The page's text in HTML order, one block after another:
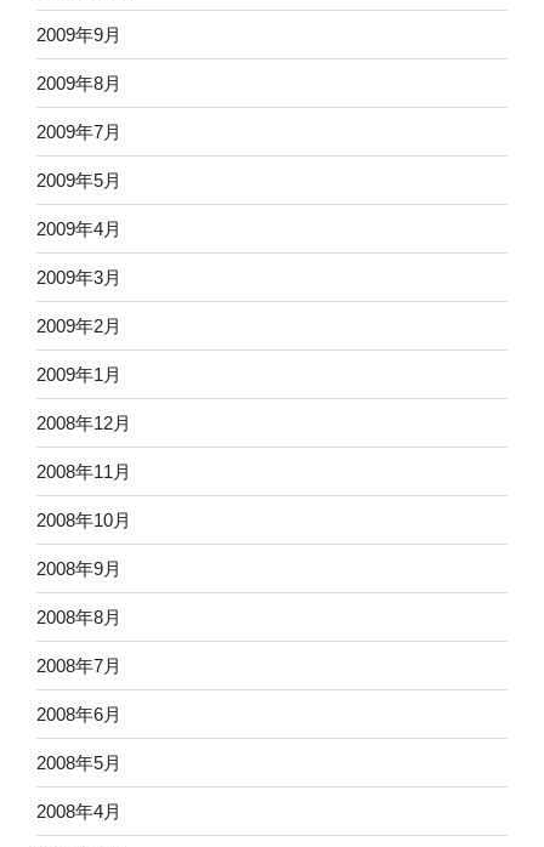
2009年9月
2009年8月
2009年7月
2009年5月
2009年4月
2009年3月
2009年2月
2009年1月
2008年12月
2008年11月
2008年10月
2008年9月
2008年8月
2008年7月
2008年6月
2008年5月
2008年4月